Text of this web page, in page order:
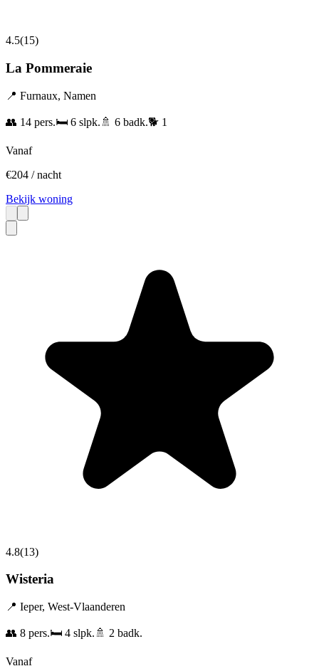
4.5(15)
La Pommeraie
📍 Furnaux, Namen
👥 14 pers.🛏️ 6 slpk. 🚿 6 badk.🐕 1
Vanaf
€204 / nacht
Bekijk woning
4.8(13)
Wisteria
📍 Ieper, West-Vlaanderen
👥 8 pers.🛏️ 4 slpk. 🚿 2 badk.
Vanaf